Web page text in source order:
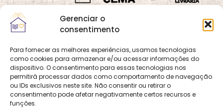
Gerenciar o
consentimento
Para fornecer as melhores experiências, usamos tecnologias
como cookies para armazenar e/ou acessar informações do
dispositivo. O consentimento para essas tecnologias nos
permitirá processar dados como comportamento de navegação
ou IDs exclusivos neste site. Não consentir ou retirar o
consentimento pode afetar negativamente certos recursos e
funções.
Desenvolvimento
Moral
Desvios
Espirituais
Dia das Mães
Quadra 02, Lote 16,
Vila Vicentina,
Planaltina, Brasília-
DF. CEP 73.320-140
CNPJ: 01.600.089/0001-
OCemaneté um site
que pertence e é gerido
pelo CEMA, assim